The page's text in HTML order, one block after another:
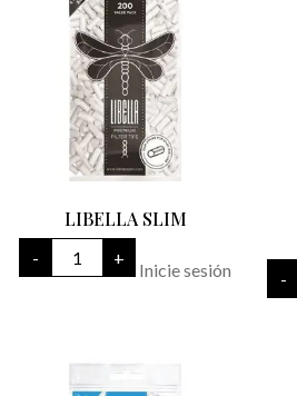
LIBELLA SLIM
-
LIBELLA
SLIM
cantidad
+
Inicie sesión -